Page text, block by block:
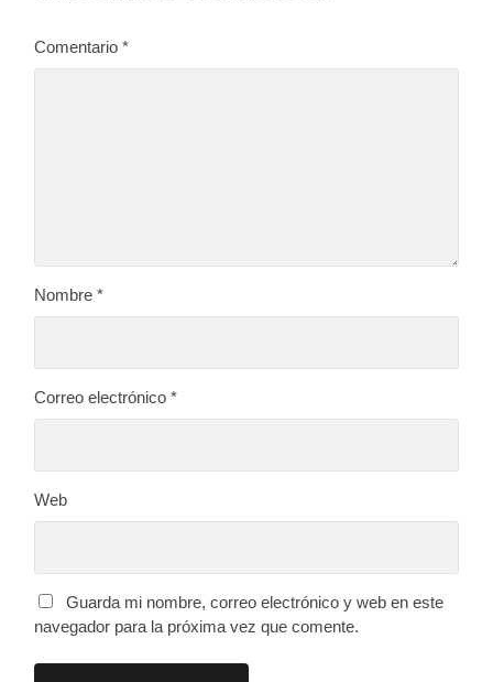
Comentario*
Nombre*
Correo electrónico*
Web
Guarda mi nombre, correo electrónico y web en este
navegador para la próxima vez que comente.